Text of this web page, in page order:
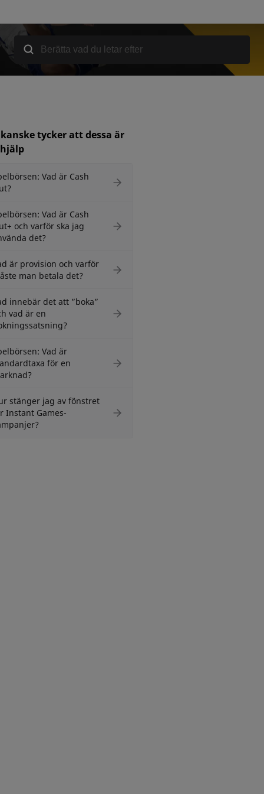
tycker att dessa är
Vad är Cash
Vad är Cash
och varför ska jag
det?
är provision och varför
man betala det?
innebär det att ”boka”
vad är en
Vad är
för en
stänger jag av fönstret
Instant Games-